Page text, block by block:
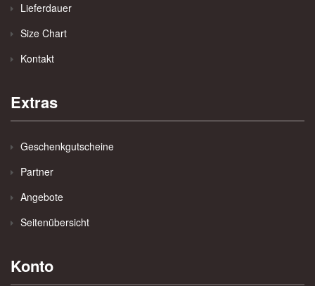
Lieferdauer
Size Chart
Kontakt
Extras
Geschenkgutscheine
Partner
Angebote
Seitenübersicht
Konto